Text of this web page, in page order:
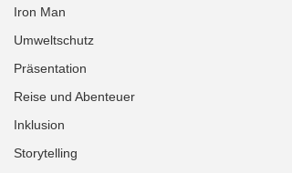
Iron Man
Umweltschutz
Präsentation
Reise und Abenteuer
Inklusion
Storytelling